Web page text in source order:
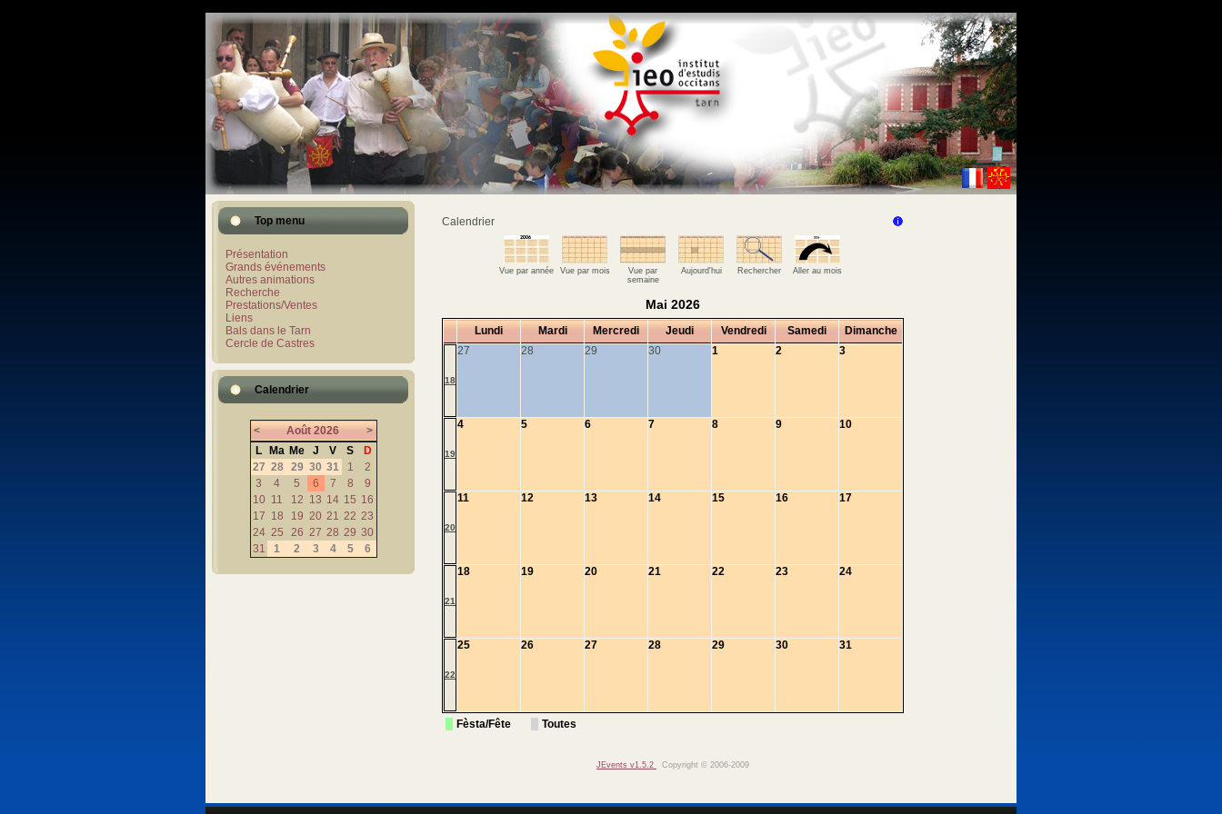
Top menu
Présentation
Grands événements
Autres animations
Recherche
Prestations/Ventes
Liens
Bals dans le Tarn
Cercle de Castres
Calendrier
< Août 2026
>
L
Ma Me J V S
D
27 28 29 30 31 1
2
3
4 5 6 7 8
9
10 11 12 13 14 15 16
17 18 19 20 21 22 23
24 25 26 27 28 29 30
31
1 2 3 4 5 6
Calendrier
Vue par année Vue par mois
Vue par
semaine
Aujourd'hui Rechercher Aller au mois
Mai 2026
Lundi Mardi Mercredi Jeudi Vendredi Samedi Dimanche
18
27 28 29 30 1 2 3
19
4 5 6 7 8 9 10
20
11 12 13 14 15 16 17
21
18 19 20 21 22 23 24
22
25 26 27 28 29 30 31
Fèsta/Fête Toutes
JEvents v1.5.2 Copyright © 2006-2009